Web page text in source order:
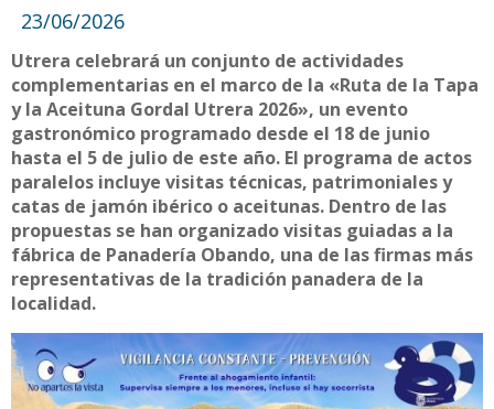
23/06/2026
Utrera celebrará un conjunto de actividades
complementarias en el marco de la «Ruta de la Tapa
y la Aceituna Gordal Utrera 2026», un evento
gastronómico programado desde el 18 de junio
hasta el 5 de julio de este año. El programa de actos
paralelos incluye visitas técnicas, patrimoniales y
catas de jamón ibérico o aceitunas. Dentro de las
propuestas se han organizado visitas guiadas a la
fábrica de Panadería Obando, una de las firmas más
representativas de la tradición panadera de la
localidad.